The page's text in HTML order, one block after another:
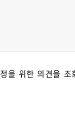
을 위한 의견을